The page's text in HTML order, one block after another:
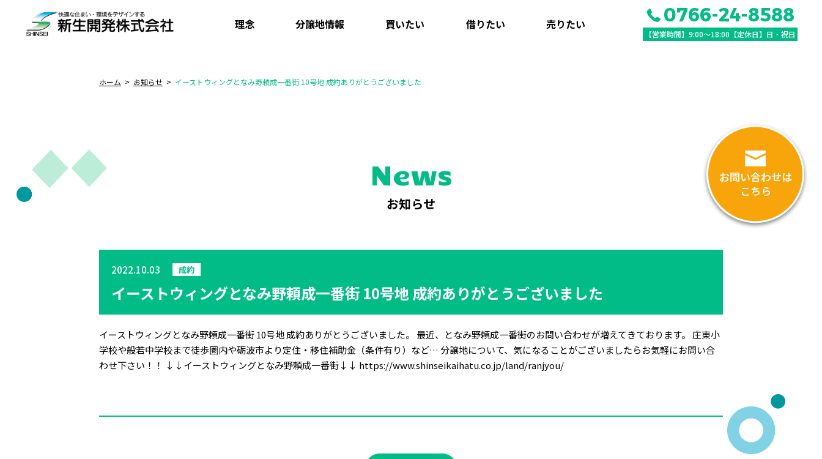
理念 分譲地情報 買いたい 借りたい 売りたい 0766-24-8588
【営業時間】9:00〜18:00【定休日】日・祝日
ホーム お知らせ イーストウィングとなみ野頼成一番街 10号地 成約ありがとうございました
お問い合わせは
こちら
News
お知らせ
2022.10.03 成約
イーストウィングとなみ野頼成一番街 10号地 成約ありがとうございました
イーストウィングとなみ野頼成一番街 10号地 成約ありがとうございました。 最近、となみ野頼成一番街のお問い合わせが増えてきております。 庄東小
学校や般若中学校まで徒歩圏内や砺波市より定住・移住補助金（条件有り）など… 分譲地について、気になることがございましたらお気軽にお問い合
わせ下さい！！ ↓↓イーストウィングとなみ野頼成一番街↓↓ https://www.shinseikaihatu.co.jp/land/ranjyou/